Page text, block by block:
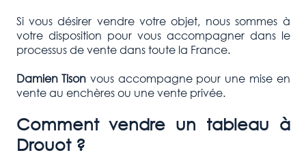
Si vous désirer vendre votre objet, nous sommes à
votre disposition pour vous accompagner dans le
processus de vente dans toute la France.
Damien Tison vous accompagne pour une mise en
vente au enchères ou une vente privée.
Comment vendre un tableau à
Drouot ?